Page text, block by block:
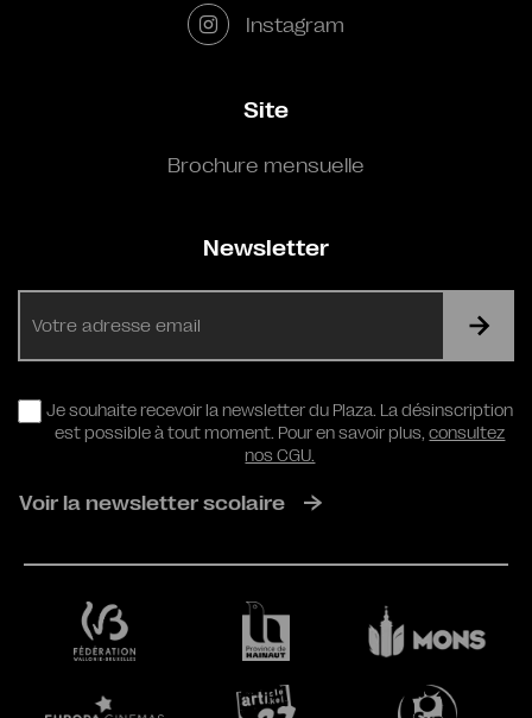
Instagram
Site
Brochure mensuelle
Newsletter
RGPD
Je souhaite recevoir la newsletter du Plaza. La désinscription
est possible à tout moment. Pour en savoir plus,consultez
nos CGU.
Voir la newsletter scolaire